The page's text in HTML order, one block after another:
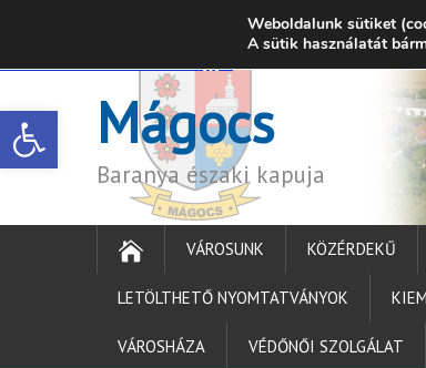
Open toolbar
7342 Mágocs, Szabadság utca 39.
Mágocs
Baranya északi kapuja
VÁROSUNK KÖZÉRDEKŰ
LETÖLTHETŐ NYOMTATVÁNYOK
VÁROSHÁZA VÉDŐNŐI SZOLGÁLAT
Weboldalunk sütiket
A sütik használatát